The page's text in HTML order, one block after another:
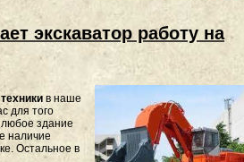
экскаватор работу на
в наше
для того
любое здание
наличие
Остальное в